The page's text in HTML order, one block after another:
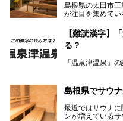
市）など、古くか
り流れる時間のな
島根県の太田市三
が注目を集めて
「さんべ温泉そ
を提供するカフ
らず地元民にも親
宿泊をせずとも
を経て現在のス
【難読漢字】
る？
「温泉津温泉」
か？
島根県でサウ
最近ではサウナ
ンが増えているサ